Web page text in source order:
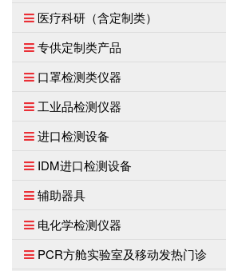
医疗科研（含定制类）
专供定制类产品
口罩检测类仪器
工业品检测仪器
进口检测设备
IDM进口检测设备
辅助器具
电化学检测仪器
PCR方舱实验室及移动发热门诊